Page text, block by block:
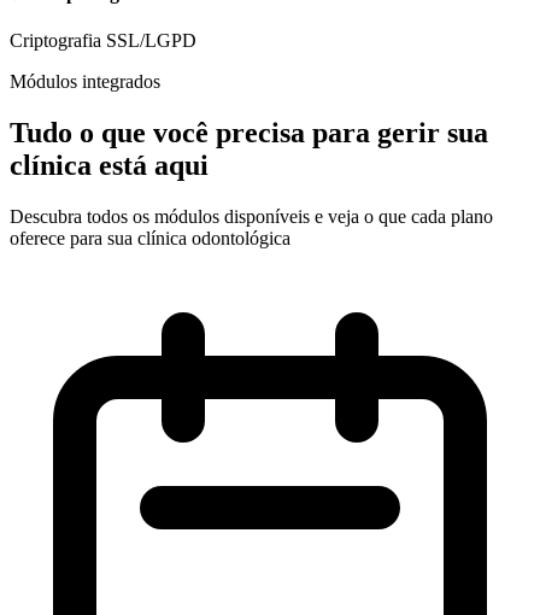
Criptografia SSL/LGPD
Módulos integrados
Tudo o que você precisa para gerir sua
clínica está aqui
Descubra todos os módulos disponíveis e veja o que cada plano
oferece para sua clínica odontológica